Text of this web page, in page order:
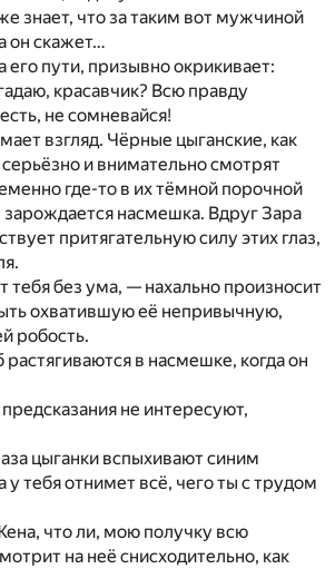
знает, что за таким вот мужчиной
он скажет…
его пути, призывно окрикивает:
красавчик? Всю правду
не сомневайся!
взгляд. Чёрные цыганские, как
и внимательно смотрят
где-то в их тёмной порочной
зарождается насмешка. Вдруг Зара
притягательную силу этих глаз,
без ума, — нахально произносит
охватившую её непривычную,
робость.
растягиваются в насмешке, когда он
не интересуют,
цыганки вспыхивают синим
тебя отнимет всё, чего ты с трудом
что ли, мою получку всю
на неё снисходительно, как